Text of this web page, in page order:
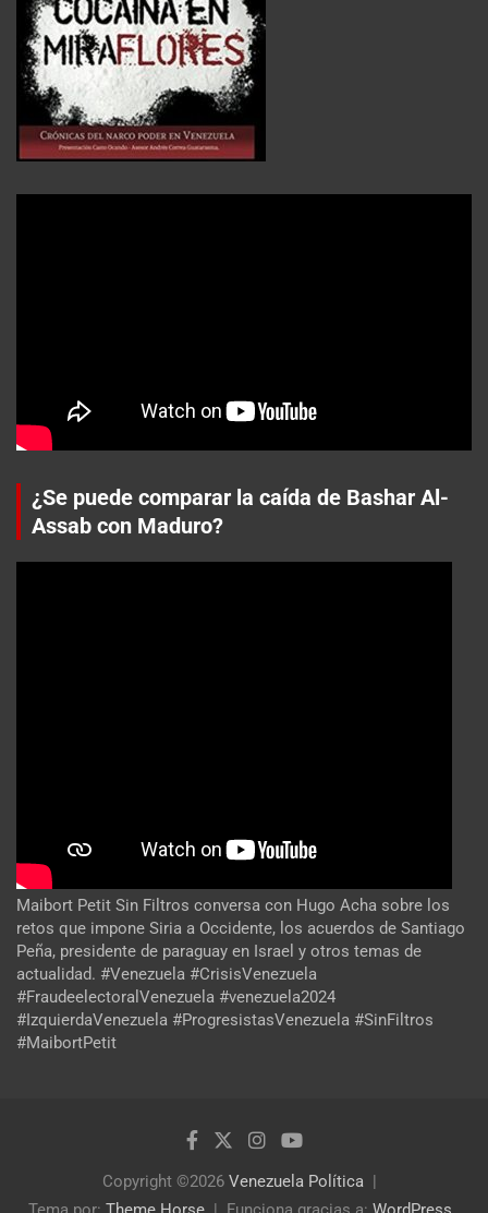
¿Se puede comparar la caída de Bashar Al-
Assab con Maduro?
Maibort Petit Sin Filtros conversa con Hugo Acha sobre los
retos que impone Siria a Occidente, los acuerdos de Santiago
Peña, presidente de paraguay en Israel y otros temas de
actualidad. #Venezuela #CrisisVenezuela
#FraudeelectoralVenezuela #venezuela2024
#IzquierdaVenezuela #ProgresistasVenezuela #SinFiltros
#MaibortPetit
Copyright ©2026 Venezuela Política